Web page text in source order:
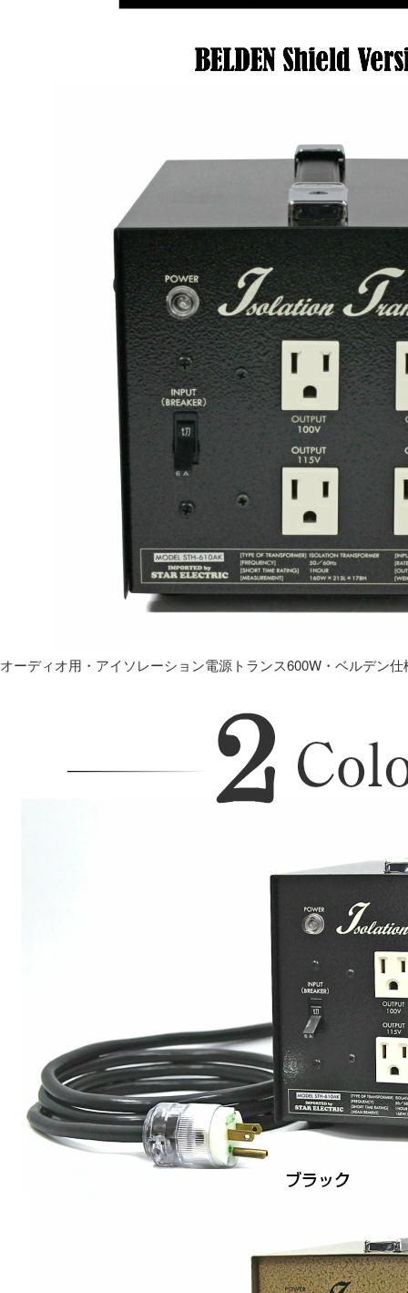
オーディオ用・アイソレーション電源トランス600W・ベルデン仕